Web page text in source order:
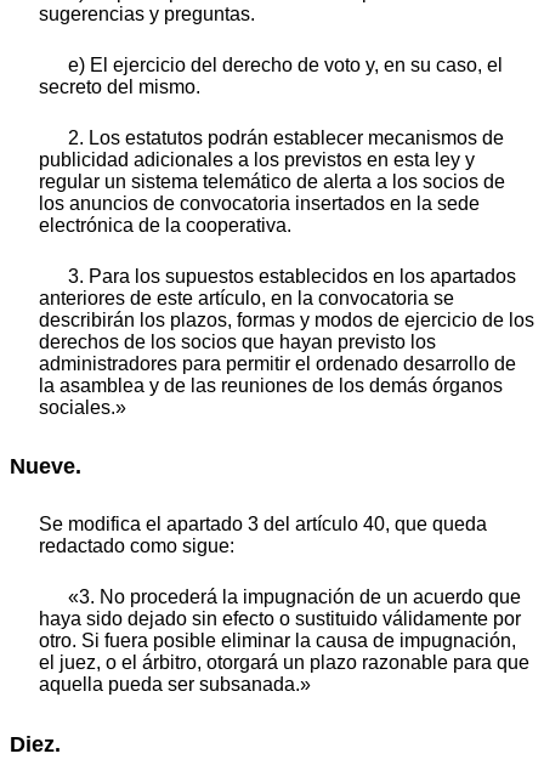
sugerencias y preguntas.
e) El ejercicio del derecho de voto y, en su caso, el
secreto del mismo.
2. Los estatutos podrán establecer mecanismos de
publicidad adicionales a los previstos en esta ley y
regular un sistema telemático de alerta a los socios de
los anuncios de convocatoria insertados en la sede
electrónica de la cooperativa.
3. Para los supuestos establecidos en los apartados
anteriores de este artículo, en la convocatoria se
describirán los plazos, formas y modos de ejercicio de los
derechos de los socios que hayan previsto los
administradores para permitir el ordenado desarrollo de
la asamblea y de las reuniones de los demás órganos
sociales.»
Nueve.
Se modifica el apartado 3 del artículo 40, que queda
redactado como sigue:
«3. No procederá la impugnación de un acuerdo que
haya sido dejado sin efecto o sustituido válidamente por
otro. Si fuera posible eliminar la causa de impugnación,
el juez, o el árbitro, otorgará un plazo razonable para que
aquella pueda ser subsanada.»
Diez.